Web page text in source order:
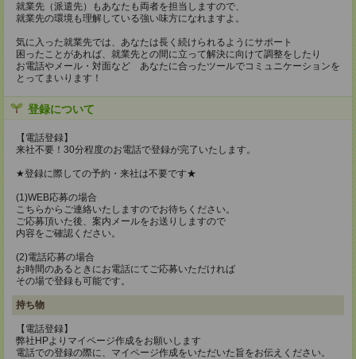
就業先（派遣先）もあなたも両者を担当しますので、
就業先の環境も理解している強い味方になれますよ。
気に入った就業先では、あなたは長く続けられるようにサポート
困ったことがあれば、就業先との間に立って解決に向けて調整をしたり
お電話やメール・対面など あなたに合ったツールでコミュニケーションを
とってまいります！
登録について
【電話登録】
来社不要！30分程度のお電話で登録が完了いたします。
★登録に際しての予約・来社は不要です★
(1)WEB応募の場合
こちらからご連絡いたしますのでお待ちください。
ご応募頂いた後、案内メールをお送りしますので
内容をご確認ください。
(2)電話応募の場合
お時間のあるときにお電話にてご応募いただければ
その場で登録も可能です。
持ち物
【電話登録】
弊社HPよりマイページ作成をお願いします
電話での登録の際に、マイページ作成をいただいた旨をお伝えください。